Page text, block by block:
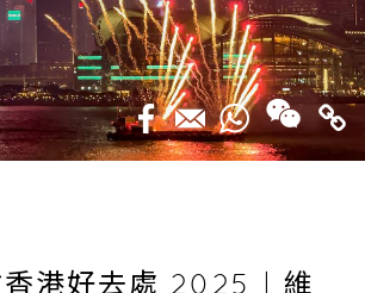
香港好去處 2025 | 維